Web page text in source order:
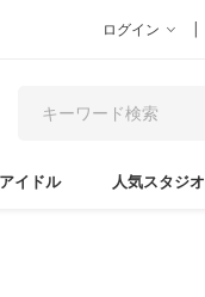
ログイン |
イドル 人気スタジオ